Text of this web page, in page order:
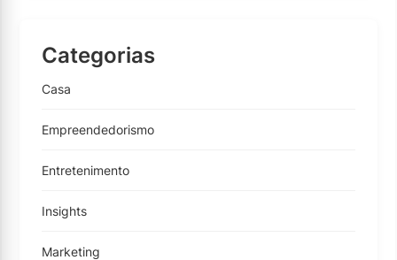
Categorias
Casa
Empreendedorismo
Entretenimento
Insights
Marketing